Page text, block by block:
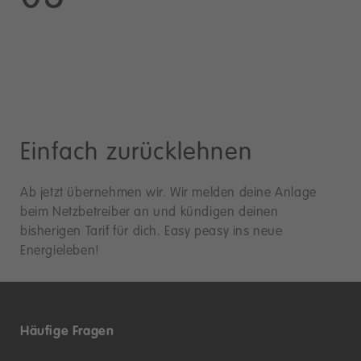
Einfach zurücklehnen
Ab jetzt übernehmen wir. Wir melden deine Anlage
beim Netzbetreiber an und kündigen deinen
bisherigen Tarif für dich. Easy peasy ins neue
Energieleben!
Häufige Fragen